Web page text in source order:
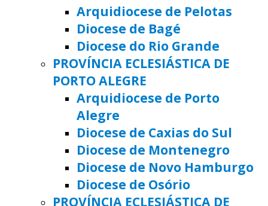
Arquidiocese de Pelotas
Diocese de Bagé
Diocese do Rio Grande
PROVÍNCIA ECLESIÁSTICA DE
PORTO ALEGRE
Arquidiocese de Porto
Alegre
Diocese de Caxias do Sul
Diocese de Montenegro
Diocese de Novo Hamburgo
Diocese de Osório
PROVÍNCIA ECLESIÁSTICA DE